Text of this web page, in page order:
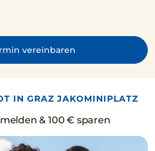
vereinbaren
IN GRAZ JAKOMINIPLATZ
& 100 € sparen